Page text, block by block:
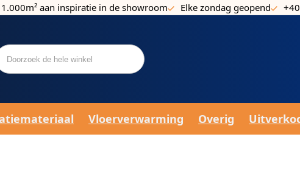
1.000m² aan inspiratie in de showroom Elke zondag geopend
Vloerverwarming Overig